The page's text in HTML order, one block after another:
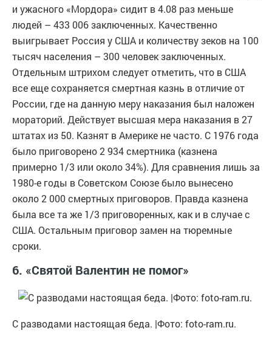
и ужасного «Мордора» сидит в 4.08 раз меньше
людей – 433 006 заключенных. Качественно
выигрывает Россия у США и количеству зеков на 100
тысяч населения – 300 человек заключенных.
Отдельным штрихом следует отметить, что в США
все еще сохраняется смертная казнь в отличие от
России, где на данную меру наказания был наложен
мораторий. Действует высшая мера наказания в 27
штатах из 50. Казнят в Америке не часто. С 1976 года
было приговорено 2 934 смертника (казнена
примерно 1/3 или около 34%). Для сравнения лишь за
1980-е годы в Советском Союзе было вынесено
около 2 000 смертных приговоров. Правда казнена
была все та же 1/3 приговоренных, как и в случае с
США. Остальным приговор замен на тюремные
сроки.
6. «Святой Валентин не помог»
С разводами настоящая беда. |Фото: foto-ram.ru.